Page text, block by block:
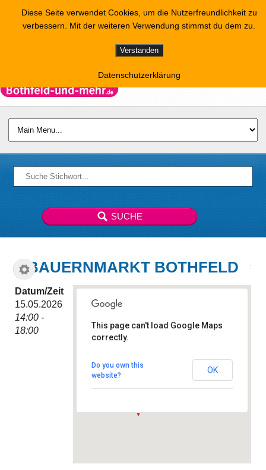
BAUERNMARKT BOTHFELD
Hannover
Veranstaltungen
This page can't load Google Maps
correctly.
Do you own this
website?
OK
Datum/Zeit
15.05.2026
14:00 -
18:00
Diese Seite verwendet Cookies, um die Nutzerfreundlichkeit zu
verbessern. Mit der weiteren Verwendung stimmst du dem zu.
Verstanden
Datenschutzerklärung